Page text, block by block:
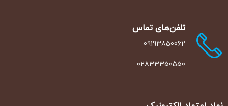
تلفن‌‌های تماس
09193850062
02833350550